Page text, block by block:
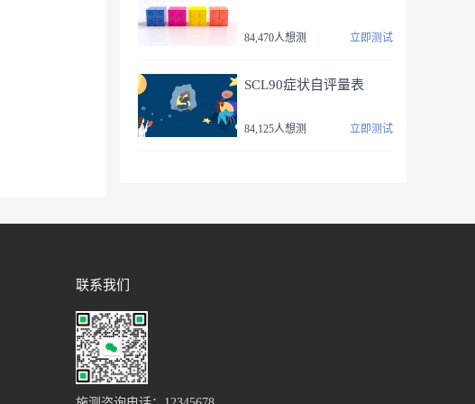
84,470人想测 立即测试
SCL90症状自评量表
84,125人想测 立即测试
联系我们